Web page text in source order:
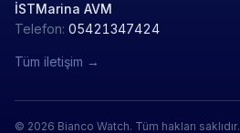
İSTMarina AVM
Telefon: 05421347424
Tüm iletişim →
© 2026 Bianco Watch. Tüm hakları saklıdır.